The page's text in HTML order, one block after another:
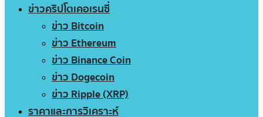
ข่าวคริปโตเคอเรนซี่
ข่าว Bitcoin
ข่าว Ethereum
ข่าว Binance Coin
ข่าว Dogecoin
ข่าว Ripple (XRP)
ราคาและการวิเคราะห์